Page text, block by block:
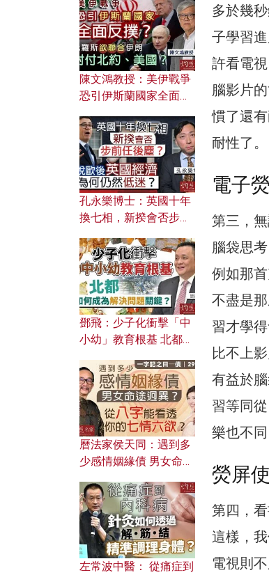
多於幾
子學習
許看電
腦影片
慣了還
耐性了。
電子
第三，
腦袋思
例如那
不盡是
習才學
比不上
有益於
習等同
樂也不
熒屏
第四，
這樣，
電視則
文之美？ 日常寫作如何
應用？
陳文鴻教授：美伊戰爭
恐引伊斯蘭國家全面反
對付北約美國？
孔永樂博士：英國十年
換七相，新揆會否步前
濟為何仍然低迷？
鄧飛：少子化衝擊「中
小幼」教育根基 北都如
曆法家侯天同：遇到多
少感情姻緣債 男女命途
的七情六欲？
左常波中醫： 從痛症到